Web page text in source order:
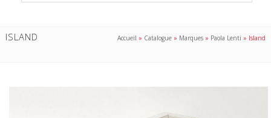
ISLAND Accueil » Catalogue » Marques » Paola Lenti » Island